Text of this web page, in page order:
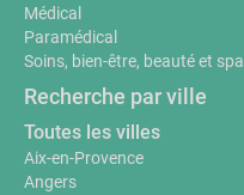
Médical
Paramédical
Soins, bien-être, beauté et spa
Recherche par ville
Toutes les villes
Aix-en-Provence
Angers